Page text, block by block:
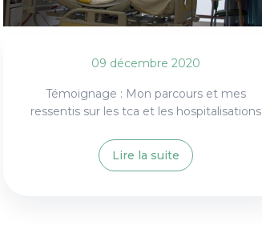
09 décembre 2020
Témoignage : Mon parcours et mes
ressentis sur les tca et les hospitalisations
Lire la suite